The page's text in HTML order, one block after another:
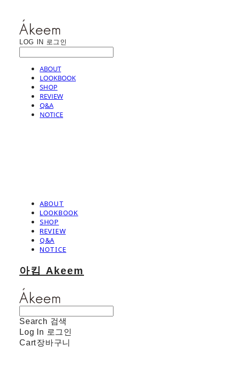
LOG IN 로그인
ABOUT
LOOKBOOK
SHOP
REVIEW
Q&A
NOTICE
ABOUT
LOOKBOOK
SHOP
REVIEW
Q&A
NOTICE
아킴 Akeem
Search 검색
Log In 로그인
Cart장바구니